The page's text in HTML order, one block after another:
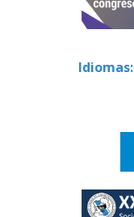
Idiomas: